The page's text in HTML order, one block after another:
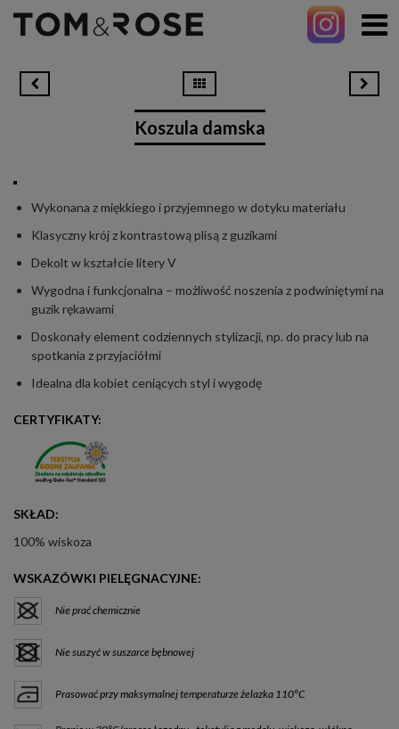
Koszula damska
Wykonana z miękkiego i przyjemnego w dotyku materiału
Klasyczny krój z kontrastową plisą z guzikami
Dekolt w kształcie litery V
Wygodna i funkcjonalna – możliwość noszenia z podwiniętymi na
guzik rękawami
Doskonały element codziennych stylizacji, np. do pracy lub na
spotkania z przyjaciółmi
Idealna dla kobiet ceniących styl i wygodę
CERTYFIKATY:
SKŁAD:
100% wiskoza
WSKAZÓWKI PIELĘGNACYJNE:
Nie prać chemicznie
Nie suszyć w suszarce bębnowej
Prasować przy maksymalnej temperaturze żelazka 110°C